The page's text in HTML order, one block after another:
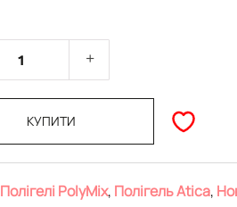
КУПИТИ
Полігелі PolyMix, Полігель Atica,